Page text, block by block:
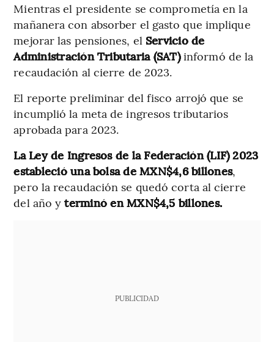
Mientras el presidente se comprometía en la
mañanera con absorber el gasto que implique
mejorar las pensiones, el Servicio de
Administración Tributaria (SAT)informó de la
recaudación al cierre de 2023.
El reporte preliminar del fisco arrojó que se
incumplió la meta de ingresos tributarios
aprobada para 2023.
La Ley de Ingresos de la Federación (LIF) 2023
estableció una bolsa de MXN$4,6 billones,
pero la recaudación se quedó corta al cierre
del año yterminó en MXN$4,5 billones.
PUBLICIDAD